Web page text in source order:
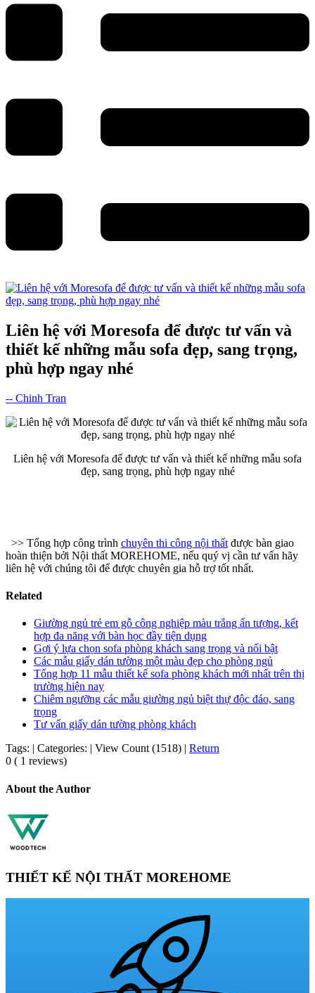
Liên hệ với Moresofa để được tư vấn và
thiết kế những mẫu sofa đẹp, sang trọng,
phù hợp ngay nhé
-- Chinh Tran
Liên hệ với Moresofa để được tư vấn và thiết kế những mẫu sofa
đẹp, sang trọng, phù hợp ngay nhé
>> Tổng hợp công trình chuyên thi công nội thất được bàn giao
hoàn thiện bởi Nội thất MOREHOME, nếu quý vị cần tư vấn hãy
liên hệ với chúng tôi để được chuyên gia hỗ trợ tốt nhất.
Related
Giường ngủ trẻ em gỗ công nghiệp màu trắng ấn tượng, kết
hợp đa năng với bàn học đầy tiện dụng
Gợi ý lựa chọn sofa phòng khách sang trọng và nổi bật
Các mẫu giấy dán tường một màu đẹp cho phòng ngủ
Tổng hợp 11 mẫu thiết kế sofa phòng khách mới nhất trên thị
trường hiện nay
Chiêm ngưỡng các mẫu giường ngủ biệt thự độc đáo, sang
trọng
Tư vấn giấy dán tường phòng khách
Tags: | Categories: | View Count (1518) | Return
0 ( 1 reviews)
About the Author
THIẾT KẾ NỘI THẤT MOREHOME